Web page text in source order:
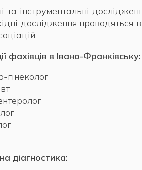
та інструментальні
дослідження
фахівців в Івано-Франківську:
гінеколог
діагностика: